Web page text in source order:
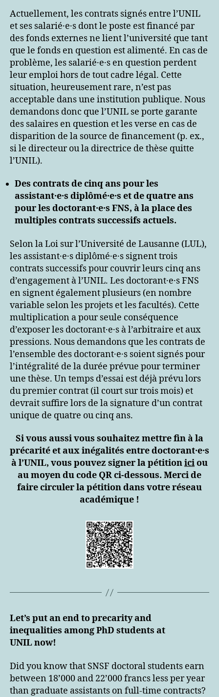
Actuellement, les contrats signés entre l’UNIL
et ses salarié·e·s dont le poste est financé par
des fonds externes ne lient l’université que tant
que le fonds en question est alimenté. En cas de
problème, les salarié·e·s en question perdent
leur emploi hors de tout cadre légal. Cette
situation, heureusement rare, n’est pas
acceptable dans une institution publique. Nous
demandons donc que l’UNIL se porte garante
des salaires en question et les verse en cas de
disparition de la source de financement (p. ex.,
si le directeur ou la directrice de thèse quitte
l’UNIL).
Des contrats de cinq ans pour les
assistant·e·s diplômé·e·s et de quatre ans
pour les doctorant·e·s FNS, à la place des
multiples contrats successifs actuels.
Selon la Loi sur l’Université de Lausanne (LUL),
les assistant·e·s diplômé·e·s signent trois
contrats successifs pour couvrir leurs cinq ans
d’engagement à l’UNIL. Les doctorant·e·s FNS
en signent également plusieurs (en nombre
variable selon les projets et les facultés). Cette
multiplication a pour seule conséquence
d’exposer les doctorant·e·s à l’arbitraire et aux
pressions. Nous demandons que les contrats de
l’ensemble des doctorant·e·s soient signés pour
l’intégralité de la durée prévue pour terminer
une thèse. Un temps d’essai est déjà prévu lors
du premier contrat (il court sur trois mois) et
devrait suffire lors de la signature d’un contrat
unique de quatre ou cinq ans.
Si vous aussi vous souhaitez mettre fin à la
précarité et aux inégalités entre doctorant·e·s
à l’UNIL, vous pouvez signer la pétitioniciou
au moyen du code QR ci-dessous. Merci de
faire circuler la pétition dans votre réseau
académique !
Let’s put an end to precarity and
inequalities among PhD students at
UNIL now!
Did you know that SNSF doctoral students earn
between 18’000 and 22’000 francs less per year
than graduate assistants on full-time contracts?